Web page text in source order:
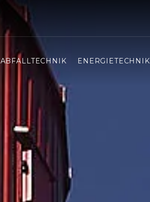
ABFALLTECHNIK ENERGIETECHNIK